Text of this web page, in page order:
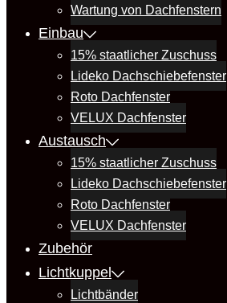
Wartung von Dachfenstern
Einbau
15% staatlicher Zuschuss
Lideko Dachschiebefenster
Roto Dachfenster
VELUX Dachfenster
Austausch
15% staatlicher Zuschuss
Lideko Dachschiebefenster
Roto Dachfenster
VELUX Dachfenster
Zubehör
Lichtkuppel
Lichtbänder